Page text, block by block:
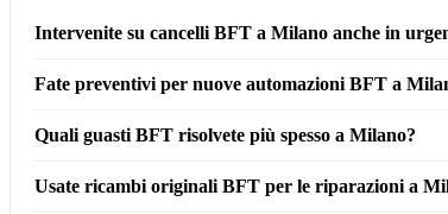
Intervenite su cancelli BFT a Milano anche in
Fate preventivi per nuove automazioni BFT a
Quali guasti BFT risolvete più spesso a Milano?
Usate ricambi originali BFT per le riparazioni a